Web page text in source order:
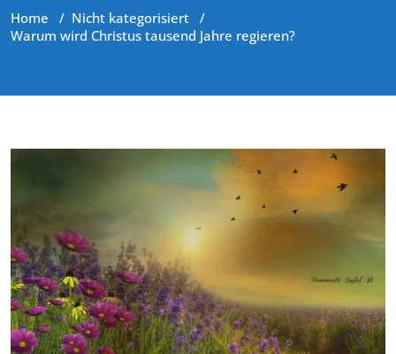
Home / Nicht kategorisiert /
Warum wird Christus tausend Jahre regieren?